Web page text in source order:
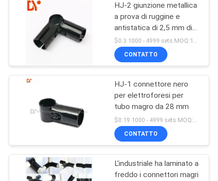
HJ-2 giunzione metallica
a prova di ruggine e
antistatica di 2,5 mm di
spessore
$0.3 1000 - 4999 sets MOQ:1000
CONTATTO
HJ-1 connettore nero
per elettroforesi per
tubo magro da 28 mm
$0.19 1000 - 4999 sets MOQ:1000
CONTATTO
L'industriale ha laminato a
freddo i connettori magri